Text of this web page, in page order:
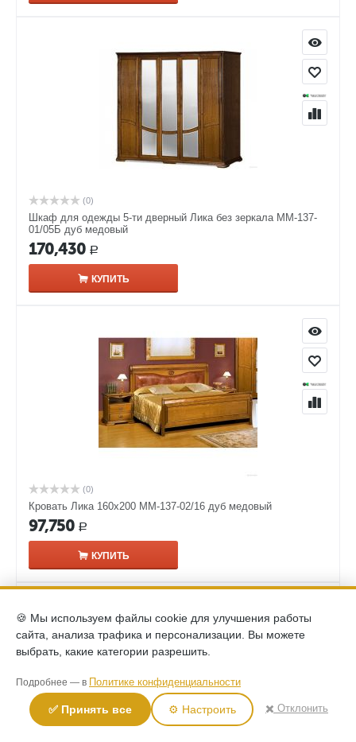
(0)
Шкаф для одежды 5-ти дверный Лика без зеркала ММ-137-
01/05Б дуб медовый
170,430 Р
КУПИТЬ
(0)
Кровать Лика 160х200 ММ-137-02/16 дуб медовый
97,750 Р
КУПИТЬ
🍪 Мы используем файлы cookie для улучшения работы
сайта, анализа трафика и персонализации. Вы можете
выбрать, какие категории разрешить.
Подробнее — в Политике конфиденциальности
✅ Принять все ⚙️ Настроить ✖️ Отклонить